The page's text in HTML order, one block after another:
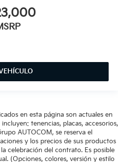
en esta página son actuales en
tenencias, placas, accesorios,
AUTOCOM, se reserva el
y los precios de sus productos
celebración del contrato. Es posible
(Opciones, colores, versión y estilo